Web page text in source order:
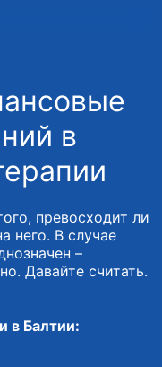
в
превосходит ли
него. В случае
–
Давайте считать.
в Балтии: